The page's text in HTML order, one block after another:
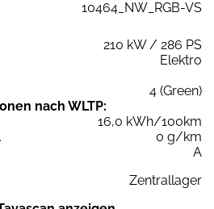
10464_NW_RGB-VS
210 kW / 286 PS
Elektro
4 (Green)
nach WLTP:
16,0 kWh/100km
0 g/km
A
Zentrallager